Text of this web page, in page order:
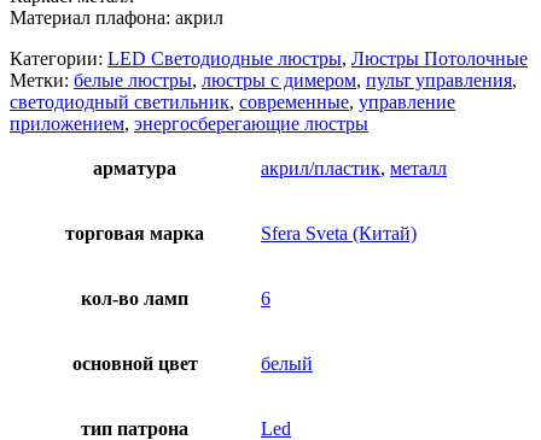
Материал плафона: акрил
Категории: LED Светодиодные люстры, Люстры Потолочные
Метки: белые люстры, люстры с димером, пульт управления,
светодиодный светильник, современные, управление
приложением, энергосберегающие люстры
арматура акрил/пластик, металл
торговая марка Sfera Sveta (Китай)
кол-во ламп 6
основной цвет белый
тип патрона Led